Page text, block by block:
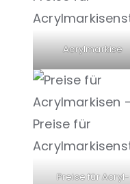
Acrylmarkise
Preise für Acryl-